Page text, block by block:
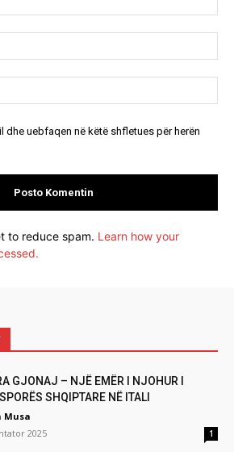
dhe uebfaqen në këtë shfletues për herën
to reduce spam. Learn how your
GJONAJ – NJË EMËR I NJOHUR I
SHQIPTARE NË ITALI
Musa
2025
1